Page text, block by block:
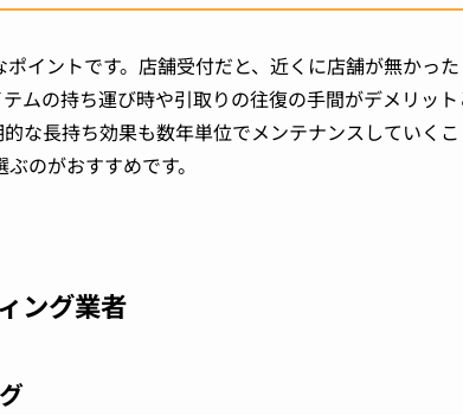
イントです。店舗受付だと、近くに店舗が無かった
ムの持ち運び時や引取りの往復の手間がデメリッ
な長持ち効果も数年単位でメンテナンスしていく
のがおすすめです。
ング業者